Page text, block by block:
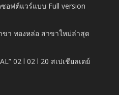
ซอฟต์แวร์แบบ Full version
ขา ทองหล่อ สาขาใหม่ล่าสุด
02 l 02 l 20 สเปเชียลเดย์